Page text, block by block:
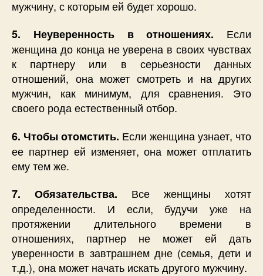
мужчину, с которым ей будет хорошо.
5. Неуверенность в отношениях. Если
женщина до конца не уверена в своих чувствах
к партнеру или в серьезности данных
отношений, она может смотреть и на других
мужчин, как минимум, для сравнения. Это
своего рода естественный отбор.
6. Чтобы отомстить. Если женщина узнает, что
ее партнер ей изменяет, она может отплатить
ему тем же.
7. Обязательства. Все женщины хотят
определенности. И если, будучи уже на
протяжении длительного времени в
отношениях, партнер не может ей дать
уверенности в завтрашнем дне (семья, дети и
т.д.), она может начать искать другого мужчину.